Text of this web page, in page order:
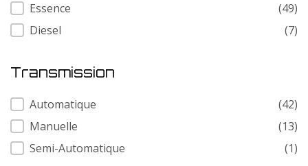
Carburant
Essence
(49)
Diesel
(7)
Transmission
Transmission
Automatique
(42)
Manuelle
(13)
Semi-Automatique
(1)